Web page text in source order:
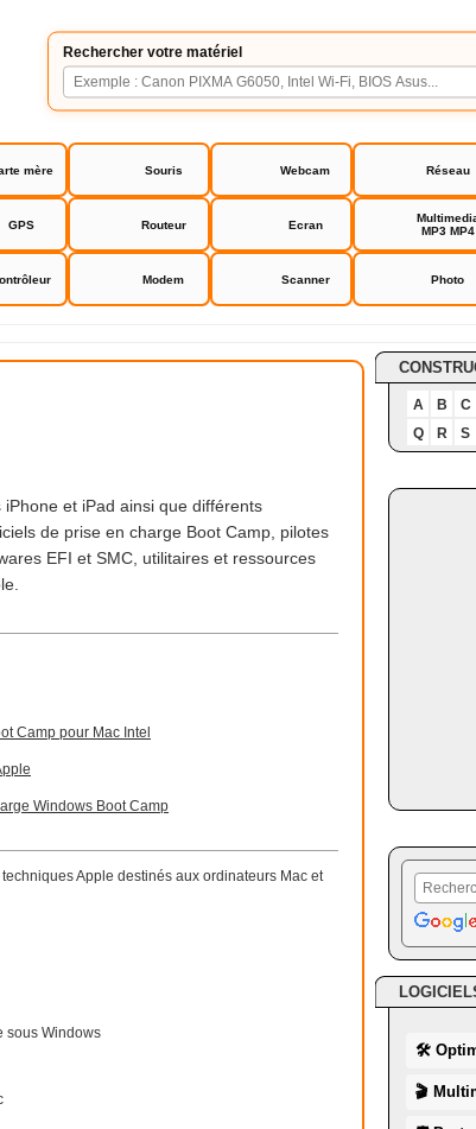
Rechercher votre matériel
mère Souris Webcam Réseau
GPS Routeur Ecran
MP3 MP4
Modem Scanner Photo
et iPad ainsi que différents
de prise en charge Boot Camp, pilotes
EFI et SMC, utilitaires et ressources
Camp pour Mac Intel
Windows Boot Camp
Apple destinés aux ordinateurs Mac et
sous Windows
A B
C
Q
R S
🛠
🎬